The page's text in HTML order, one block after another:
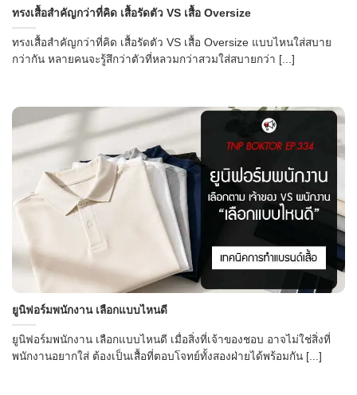
ทรงเสื้อสำคัญกว่าที่คิด เสื้อรัดตัว VS เสื้อ Oversize
ทรงเสื้อสำคัญกว่าที่คิด เสื้อรัดตัว VS เสื้อ Oversize แบบไหนใส่สบาย
กว่ากัน หลายคนจะรู้สึกว่าตัวที่หลวมกว่าสวมใส่สบายกว่า [...]
ยูนิฟอร์มพนักงาน เลือกแบบไหนดี
ยูนิฟอร์มพนักงาน เลือกแบบไหนดี เมื่อสิ่งที่เจ้าของชอบ อาจไม่ใช่สิ่งที่
พนักงานอยากใส่ ต้องเป็นเสื้อที่ตอบโจทย์ทั้งสองฝ่ายได้พร้อมกัน [...]
CONTACT US